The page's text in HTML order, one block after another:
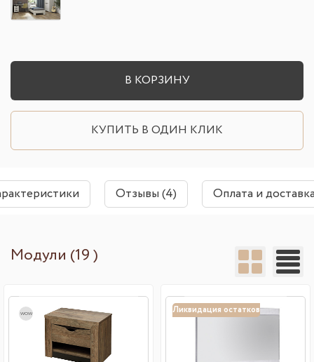
В КОРЗИНУ
КУПИТЬ В ОДИН КЛИК
Отзывы (4) Оплата и
Модули (19 )
wow Ликвидация остатков